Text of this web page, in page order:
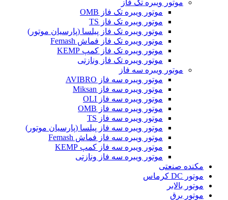
موتور ویبره تک فاز
موتور ویبره تک فاز OMB
موتور ویبره تک فاز TS
موتور ویبره تک فاز پیلسا (پارسیان موتور)
موتور ویبره تک فاز فماش Femash
موتور ویبره تک فاز کمپ KEMP
موتور ویبره تک فاز ونازتی
موتور ویبره سه فاز
موتور ویبره سه فاز AVIBRO
موتور ویبره سه فاز Miksan
موتور ویبره سه فاز OLI
موتور ویبره سه فاز OMB
موتور ویبره سه فاز TS
موتور ویبره سه فاز پیلسا (پارسیان موتور)
موتور ویبره سه فاز فماش Femash
موتور ویبره سه فاز کمپ KEMP
موتور ویبره سه فاز ونازتی
مکنده صنعتی
موتور DC کرماس
موتور بالابر
موتور برق